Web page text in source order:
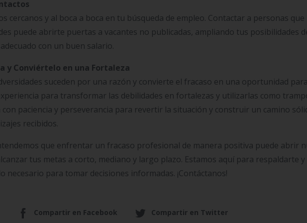
cercanos y al boca a boca en tu búsqueda de empleo. Contactar a personas que
puede abrirte puertas a vacantes no publicadas, ampliando tus posibilidades
con un buen salario.
y Conviértelo en una Fortaleza
suceden por una razón y convierte el fracaso en una oportunidad para
para transformar las debilidades en fortalezas y utilizarlas como
con paciencia y perseverancia para revertir la situación y construir un camino
recibidos.
que enfrentar un fracaso profesional de manera positiva puede abrir
tus metas a corto, mediano y largo plazo. Estamos aquí para respaldarte y
necesario para tomar decisiones informadas. ¡Contáctanos!
Compartir en Facebook Compartir en Twitter